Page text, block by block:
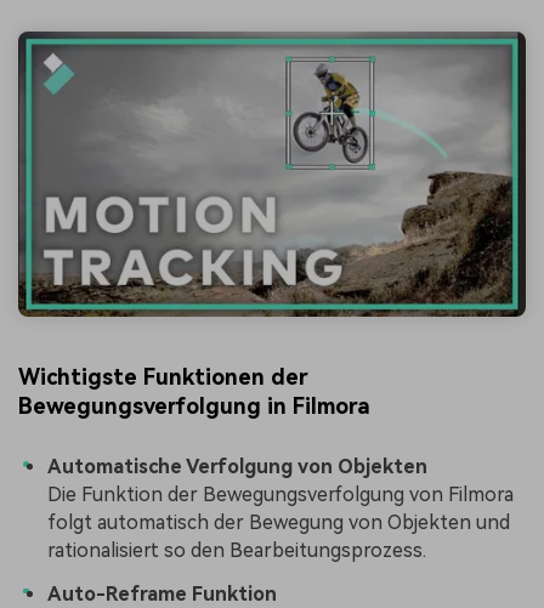
Wichtigste Funktionen der
Bewegungsverfolgung in Filmora
Automatische Verfolgung von Objekten
Die Funktion der Bewegungsverfolgung von Filmora
folgt automatisch der Bewegung von Objekten und
rationalisiert so den Bearbeitungsprozess.
Auto-Reframe Funktion